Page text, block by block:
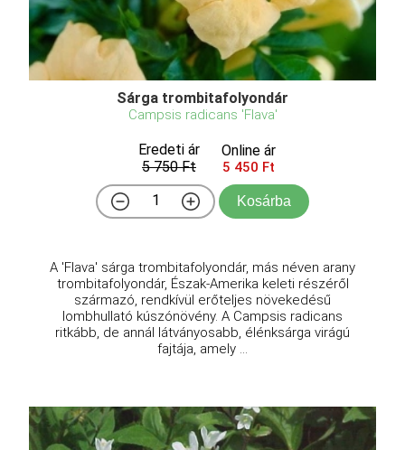
Sárga trombitafolyondár
Campsis radicans 'Flava'
Eredeti ár
5 750 Ft
Online ár
5 450 Ft
Kosárba
A 'Flava' sárga trombitafolyondár, más néven arany
trombitafolyondár, Észak-Amerika keleti részéről
származó, rendkívül erőteljes növekedésű
lombhullató kúszónövény. A Campsis radicans
ritkább, de annál látványosabb, élénksárga virágú
fajtája, amely ...